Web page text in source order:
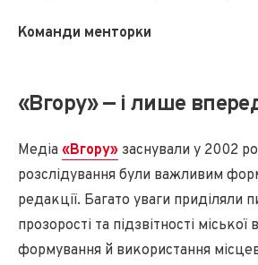
Команди менторки
«Вгору» — і лише
Медіа «Вгору» заснували у 2002
розслідування були важливим
редакції. Багато уваги приділяли
прозорості та підзвітності
формування й використання